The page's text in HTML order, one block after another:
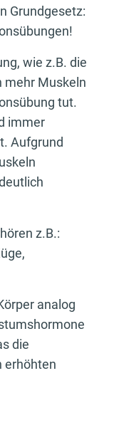
Grundgesetz:
wie z.B. die
mehr Muskeln
tut.
immer
Aufgrund
z.B.:
analog
die
erhöhten